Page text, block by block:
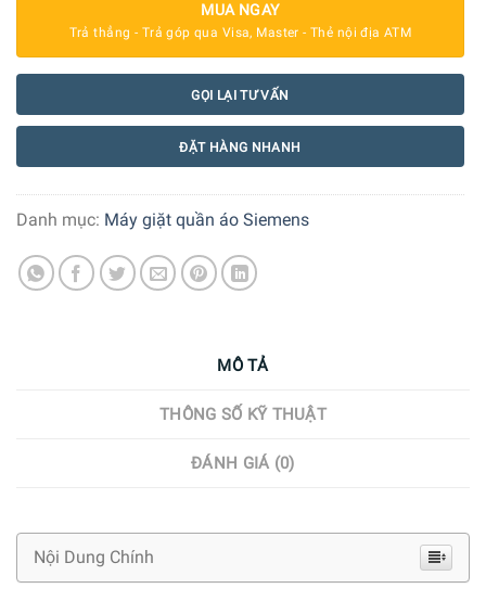
MUA NGAY
Trả thẳng - Trả góp qua Visa, Master - Thẻ nội địa ATM
GỌI LẠI TƯ VẤN
ĐẶT HÀNG NHANH
Danh mục: Máy giặt quần áo Siemens
MÔ TẢ
THÔNG SỐ KỸ THUẬT
ĐÁNH GIÁ (0)
Nội Dung Chính